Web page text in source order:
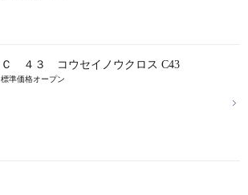
Ｃ ４３ コウセイノウクロス C43
標準価格オープン